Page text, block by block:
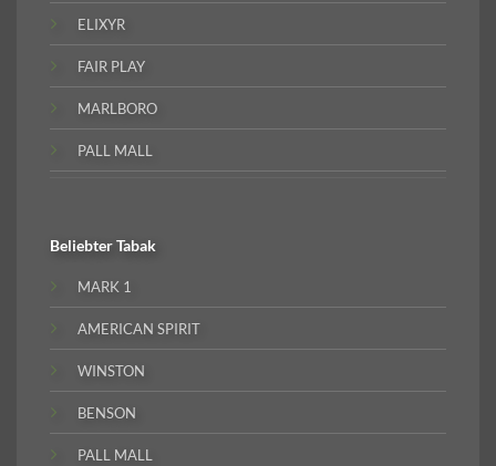
ELIXYR
FAIR PLAY
MARLBORO
PALL MALL
BeliebterTabak
MARK 1
AMERICAN SPIRIT
WINSTON
BENSON
PALL MALL